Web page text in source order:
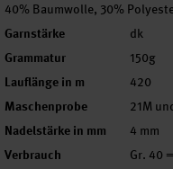
40% Baumwolle, 30%
Garnstärke dk
Grammatur 150g
Lauflänge in m 420
Maschenprobe 21M
Nadelstärke in mm 4 mm
Verbrauch Gr. 40